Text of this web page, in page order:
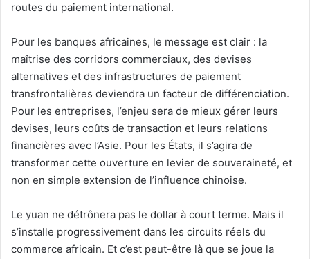
routes du paiement international.
Pour les banques africaines, le message est clair : la
maîtrise des corridors commerciaux, des devises
alternatives et des infrastructures de paiement
transfrontalières deviendra un facteur de différenciation.
Pour les entreprises, l’enjeu sera de mieux gérer leurs
devises, leurs coûts de transaction et leurs relations
financières avec l’Asie. Pour les États, il s’agira de
transformer cette ouverture en levier de souveraineté, et
non en simple extension de l’influence chinoise.
Le yuan ne détrônera pas le dollar à court terme. Mais il
s’installe progressivement dans les circuits réels du
commerce africain. Et c’est peut-être là que se joue la